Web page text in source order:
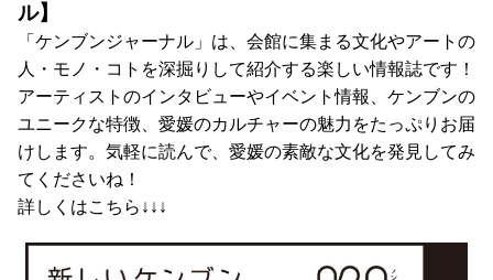
ル】
「ケンブンジャーナル」は、会館に集まる文化やアートの
人・モノ・コトを深掘りして紹介する楽しい情報誌です！
アーティストのインタビューやイベント情報、ケンブンの
ユニークな特徴、愛媛のカルチャーの魅力をたっぷりお届
けします。気軽に読んで、愛媛の素敵な文化を発見してみ
てくださいね！
詳しくはこちら↓↓↓